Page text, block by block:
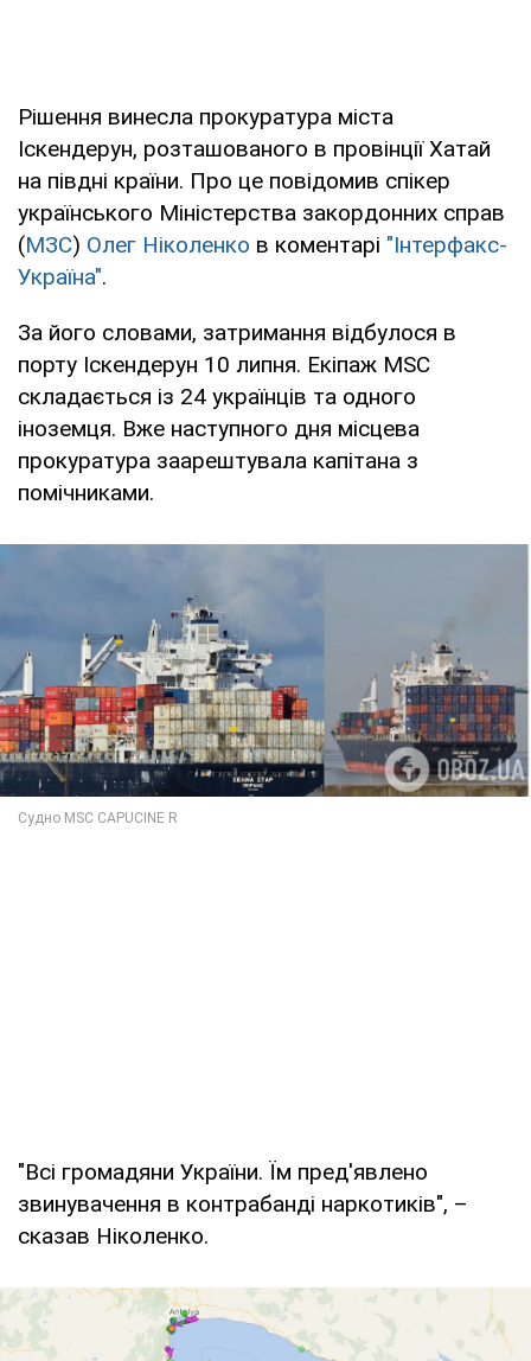
Рішення винесла прокуратура міста
Іскендерун, розташованого в провінції Хатай
на півдні країни. Про це повідомив спікер
українського Міністерства закордонних справ
(МЗС) Олег Ніколенко в коментарі "Інтерфакс-
Україна".
За його словами, затримання відбулося в
порту Іскендерун 10 липня. Екіпаж MSC
складається із 24 українців та одного
іноземця. Вже наступного дня місцева
прокуратура заарештувала капітана з
помічниками.
"Всі громадяни України. Їм пред'явлено
звинувачення в контрабанді наркотиків", –
сказав Ніколенко.